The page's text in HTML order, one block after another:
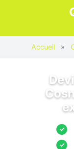
Accueil »
✓
✓